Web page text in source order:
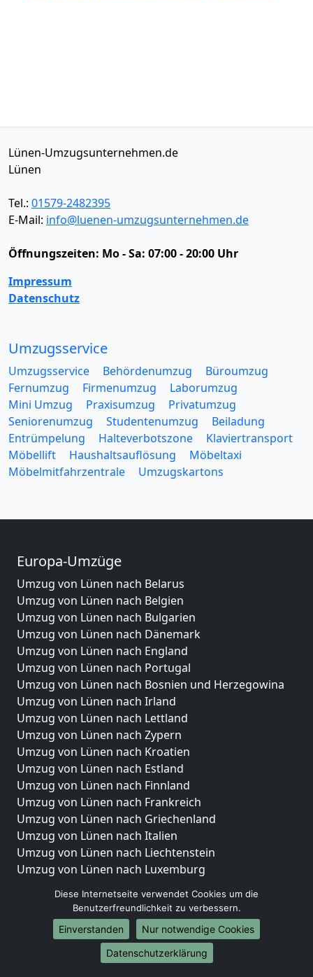
Lünen-Umzugsunternehmen.de
Lünen
Tel.: 01579-2482395
E-Mail: info@luenen-umzugsunternehmen.de
Öffnungszeiten: Mo - Sa: 07:00 - 20:00 Uhr
Impressum
Datenschutz
Umzugsservice
Umzugsservice Behördenumzug
Büroumzug
Fernumzug
Firmenumzug
Laborumzug
Mini Umzug
Praxisumzug
Privatumzug
Seniorenumzug
Studentenumzug
Beiladung
Entrümpelung
Halteverbotszone
Klaviertransport
Möbellift
Haushaltsauflösung
Möbeltaxi
Möbelmitfahrzentrale
Umzugskartons
Europa-Umzüge
Umzug von Lünen nach Belarus
Umzug von Lünen nach Belgien
Umzug von Lünen nach Bulgarien
Umzug von Lünen nach Dänemark
Umzug von Lünen nach England
Umzug von Lünen nach Portugal
Umzug von Lünen nach Bosnien und Herzegowina
Umzug von Lünen nach Irland
Umzug von Lünen nach Lettland
Umzug von Lünen nach Zypern
Umzug von Lünen nach Kroatien
Umzug von Lünen nach Estland
Umzug von Lünen nach Finnland
Umzug von Lünen nach Frankreich
Umzug von Lünen nach Griechenland
Umzug von Lünen nach Italien
Umzug von Lünen nach Liechtenstein
Umzug von Lünen nach Luxemburg
Umzug von Lünen nach Norwegen
Umzüge-Deutschlandweit
Umzug von Lünen nach Berlin
Diese Internetseite verwendet Cookies um die
Benutzerfreundlichkeit zu verbessern.
Einverstanden
Nur notwendige Cookies
Datenschutzerklärung